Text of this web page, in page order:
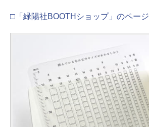
□「緑陽社BOOTHショップ」のページ